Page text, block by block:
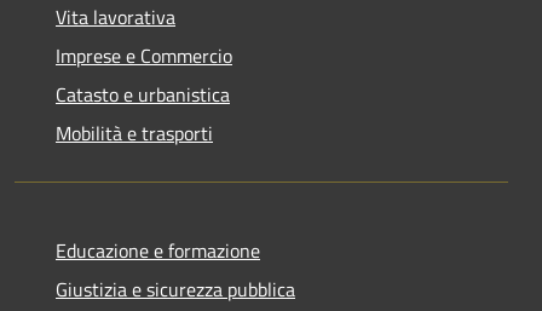
Vita lavorativa
Imprese e Commercio
Catasto e urbanistica
Mobilità e trasporti
Educazione e formazione
Giustizia e sicurezza pubblica